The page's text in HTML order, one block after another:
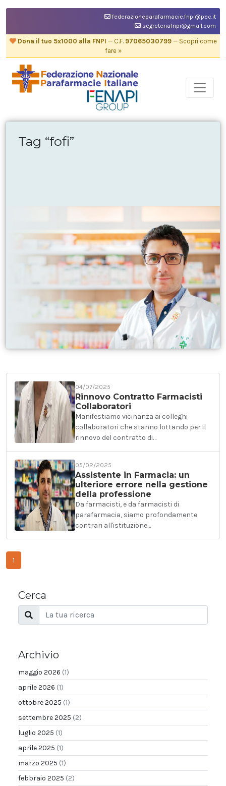
federazioneparafarmacie.fnpi@pec.it
segreteriafnpi@gmail.com
Dona il tuo 5x1000 alla FNPI — C.F. 97065030799— Scopri come
fare »
Tag “fofi”
04/07/2025
Rinnovo Contratto Farmacisti
Collaboratori
Manifestiamo vicinanza ai colleghi
collaboratori che stanno lottando per il
rinnovo del contratto di…
05/02/2025
Assistente in Farmacia: un
ulteriore errore nella gestione
della professione
Da farmacisti, e da farmacisti di
parafarmacia, siamo profondamente
contrari all'istituzione…
1
Cerca
Archivio
maggio 2026 (1)
aprile 2026 (1)
ottobre 2025 (1)
settembre 2025 (2)
luglio 2025 (1)
aprile 2025 (1)
marzo 2025 (1)
febbraio 2025 (2)